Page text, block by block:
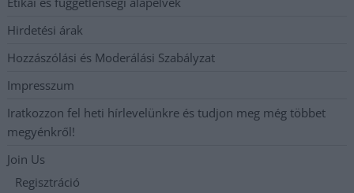
Hirdetési árak
Hozzászólási és Moderálási Szabályzat
Impresszum
Iratkozzon fel heti hírlevelünkre és tudjon meg még többet
megyénkről!
Join Us
Regisztráció